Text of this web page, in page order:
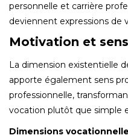
personnelle et carrière
deviennent expressions de
Motivation et
La dimension existentielle
apporte également sens
professionnelle,
vocation plutôt que simple
Dimensions